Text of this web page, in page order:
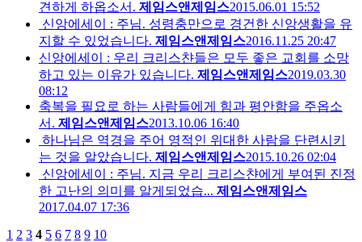
견하게 하옵소서. 제임스앤제임스2015.06.01 15:52
신앙에세이 : 주님. 성령충만으로 경건한 신앙생활을 유
지할 수 있었습니다. 제임스앤제임스2016.11.25 20:47
신앙에세이 : 우리 크리스챤들은 모두 좋은 교회를 소망
하고 있는 이유가 있습니다. 제임스앤제임스2019.03.30
08:12
축복을 필요로 하는 사람들에게 힘과 평안함을 주옵소
서. 제임스앤제임스2013.10.06 16:40
하나님은 역경을 주어 영적인 위대한 사람을 단련시키
는 것을 알았습니다. 제임스앤제임스2015.10.26 02:04
신앙에세이 : 주님. 지금 우리 크리스챤에게 부여된 진정
한 고난의 의미를 알게되었습... 제임스앤제임스
2017.04.07 17:36
1 2 3 4 5 6 7 8 9 10